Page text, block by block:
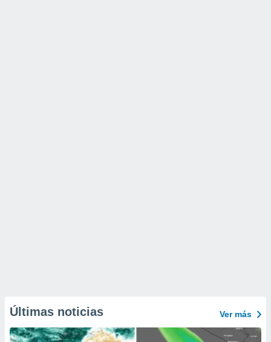
Últimas noticias Ver más